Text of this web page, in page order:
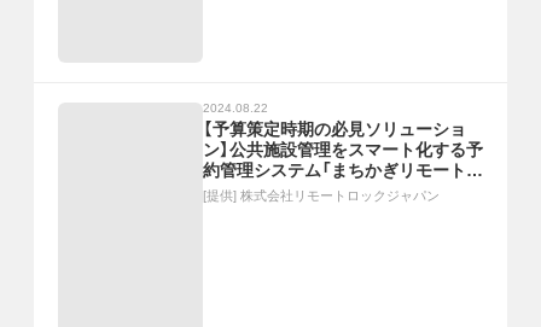
2024.08.22
【予算策定時期の必見ソリューショ
ン】公共施設管理をスマート化する予
約管理システム「まちかぎリモート」
＆スマートロック「RemoteLOCK」
[提供] 株式会社リモートロックジャパン